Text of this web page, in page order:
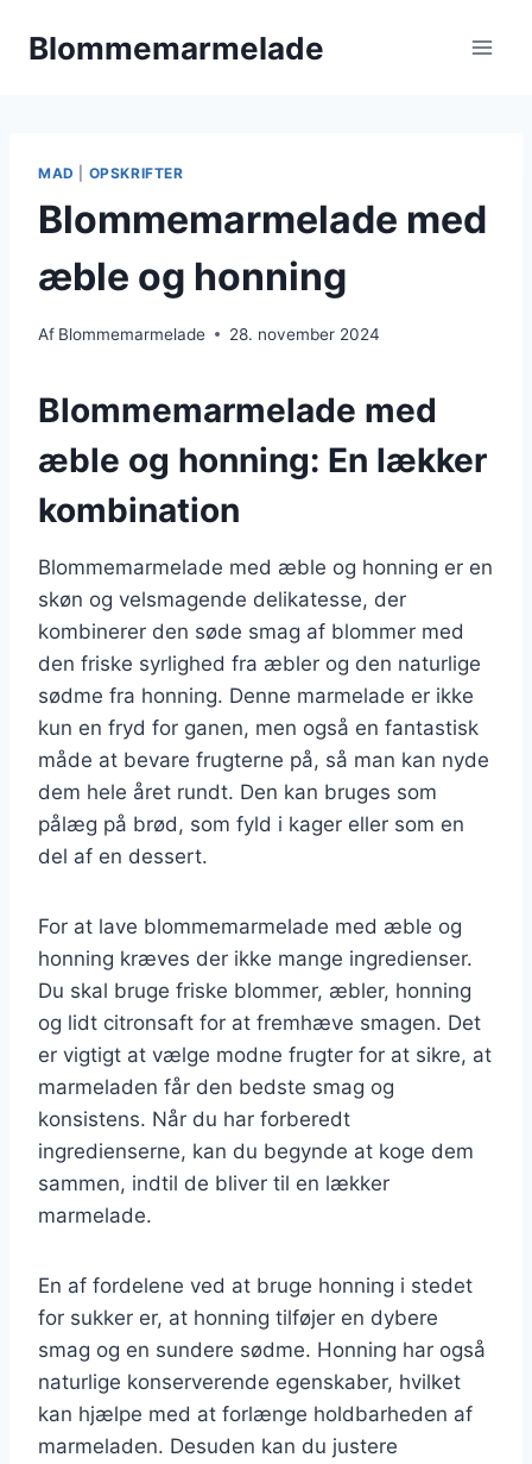
Blommemarmelade
MAD OPSKRIFTER
Blommemarmelade med
æble og honning
Af Blommemarmelade 28. november 2024
Blommemarmelade med
æble og honning: En lækker
kombination
Blommemarmelade med æble og honning er en
skøn og velsmagende delikatesse, der
kombinerer den søde smag af blommer med
den friske syrlighed fra æbler og den naturlige
sødme fra honning. Denne marmelade er ikke
kun en fryd for ganen, men også en fantastisk
måde at bevare frugterne på, så man kan nyde
dem hele året rundt. Den kan bruges som
pålæg på brød, som fyld i kager eller som en
del af en dessert.
For at lave blommemarmelade med æble og
honning kræves der ikke mange ingredienser.
Du skal bruge friske blommer, æbler, honning
og lidt citronsaft for at fremhæve smagen. Det
er vigtigt at vælge modne frugter for at sikre, at
marmeladen får den bedste smag og
konsistens. Når du har forberedt
ingredienserne, kan du begynde at koge dem
sammen, indtil de bliver til en lækker
marmelade.
En af fordelene ved at bruge honning i stedet
for sukker er, at honning tilføjer en dybere
smag og en sundere sødme. Honning har også
naturlige konserverende egenskaber, hvilket
kan hjælpe med at forlænge holdbarheden af
marmeladen. Desuden kan du justere